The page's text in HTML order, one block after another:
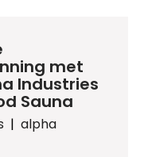
met
Industries
Sauna
| alpha